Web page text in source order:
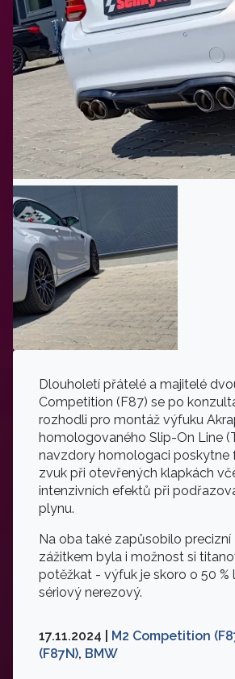
Dlouholetí přátelé a majitelé
Competition (F87) se po
rozhodli pro montáž výfuku
homologovaného Slip-On Line
navzdory homologaci poskytne
zvuk při otevřených klapkách
intenzivních efektů při
plynu.
Na oba také zapůsobilo precizní
zážitkem byla i možnost si
potěžkat - výfuk je skoro o 50 %
sériový nerezový.
17.11.2024 | M2 Competition
(F87N), BMW